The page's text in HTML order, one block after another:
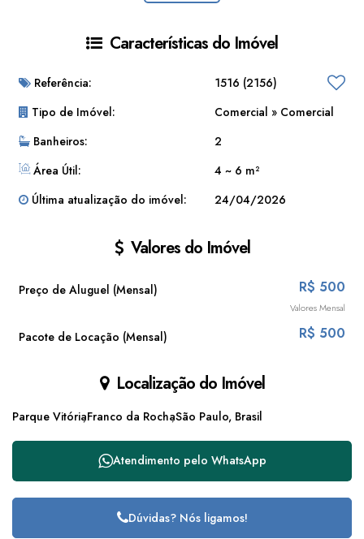
Características do Imóvel
Referência: 1516 (2156)
Tipo de Imóvel:
Comercial » Comercial
Banheiros:
2
Área Útil:
4 ~ 6 m²
Última atualização do imóvel:
24/04/2026
Valores do Imóvel
R$ 500
Preço de Aluguel (Mensal)
Valores Mensal
R$ 500
Pacote de Locação (Mensal)
Localização do Imóvel
Parque VitóriaFranco da RochaSão Paulo, Brasil
Atendimento pelo WhatsApp
Dúvidas? Nós ligamos!